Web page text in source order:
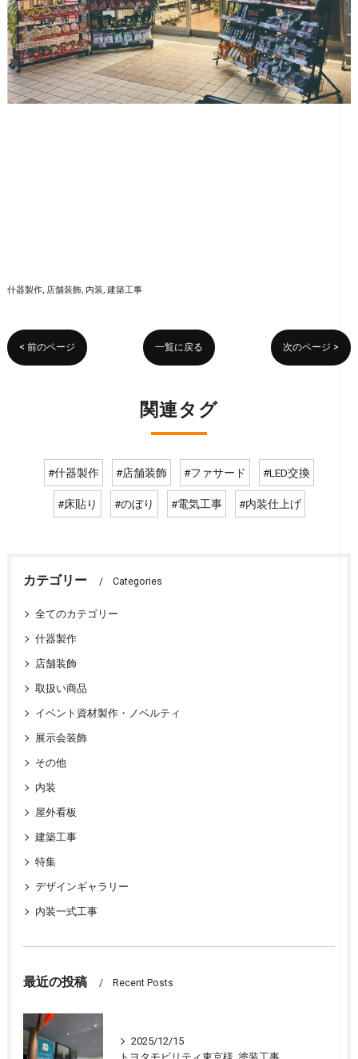
什器製作 店舗装飾 内装 建築工事
< 前のページ 一覧に戻る 次のページ >
関連タグ
#什器製作 #店舗装飾 #ファサード #LED交換
#床貼り #のぼり #電気工事 #内装仕上げ
カテゴリー Categories
全てのカテゴリー
什器製作
店舗装飾
取扱い商品
イベント資材製作・ノベルティ
展示会装飾
その他
内装
屋外看板
建築工事
特集
デザインギャラリー
内装一式工事
最近の投稿 Recent Posts
2025/12/15